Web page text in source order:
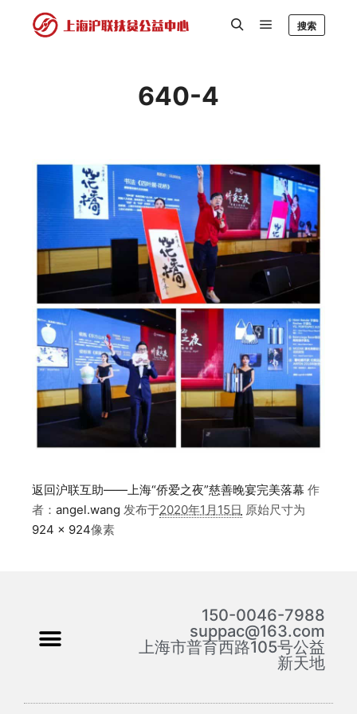
搜索
640-4
返回沪联互助——上海“侨爱之夜”慈善晚宴完美落幕 作
者： angel.wang 发布于2020年1月15日 原始尺寸为
924 × 924像素
150-0046-7988
suppac@163.com
上海市普育西路105号公益
新天地